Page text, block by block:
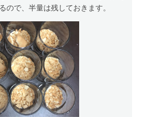
ので、半量は残しておきます。